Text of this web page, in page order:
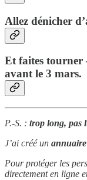
Allez dénicher
Et faites tourner
avant le 3 mars.
P.-S. : trop long, pas
J’ai créé un annuaire
Pour protéger les
directement en ligne